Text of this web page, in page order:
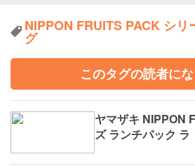
NIPPON FRUITS PACK シリ
グ
このタグの読者に
ヤマザキ NIPPON
ズ ランチパック